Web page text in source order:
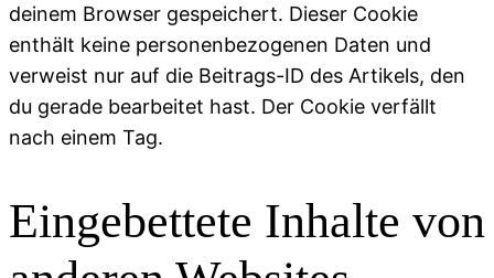
deinem Browser gespeichert. Dieser Cookie
enthält keine personenbezogenen Daten und
verweist nur auf die Beitrags-ID des Artikels, den
du gerade bearbeitet hast. Der Cookie verfällt
nach einem Tag.
Eingebettete Inhalte von